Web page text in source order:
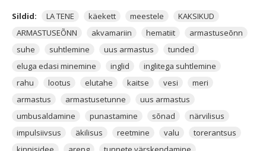
otsid kristalli, mis
viiksSinu
hinge
tasakaalujaharmooniasse.
Akvamariin on väga kauni väljanägemisega kristall, sellele on
iseloomulikuks helesinine kuni heleroheline toon. Akvamariin
on oma nime saanud ladina keelest ja see
tähendab "merevett". Akvamariin võib olla ka kohati läbipaistev
ja kaevanduskohtadeks onMehhiko, Brasiilia, India, Keenia,
PakistanjaAfganistaan
Sildid: LA TENE käekett meestele
KAKSIKUD
ARMASTUSEÕNN
akvamariin hematiit
armastuseõnn
suhe
suhtlemine uus armastus
tunded
eluga edasi minemine
inglid
inglitega suhtlemine
rahu
lootus elutahe kaitse vesi
meri
armastus
armastusetunne
uus armastus
umbusaldamine
punastamine sõnad
närvilisus
impulsiivsus
äkilisus reetmine valu
torerantsus